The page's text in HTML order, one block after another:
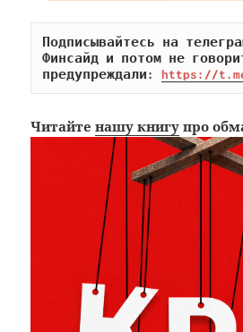
Подписывайтесь на
Финсайд и потом не
предупреждали: https://
Читайтенашу книгу про